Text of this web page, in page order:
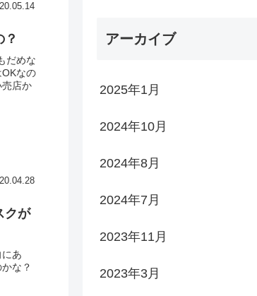
だめな
なの
店か
クが
あ
な？
アーカイブ
2025年1月
2024年10月
2024年8月
2024年7月
2023年11月
2023年3月